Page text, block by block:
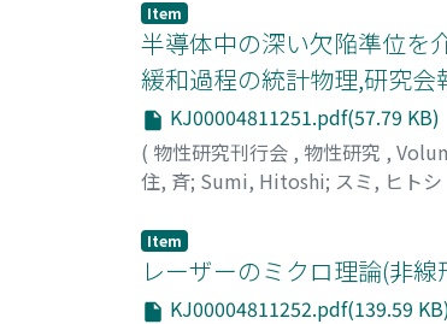
Item
半導体中の深い欠陥準位を
緩和過程の統計物理,研究会
KJ00004811251.pdf(57.79 KB)
( 物性研究刊行会 , 物性研究 ,
住, 斉; Sumi, Hitoshi; スミ, ヒトシ
Item
レーザーのミクロ理論(非
KJ00004811252.pdf(139.59